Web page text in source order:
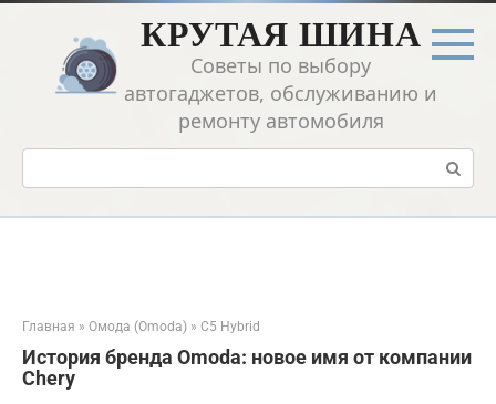
Перейти
контенту
КРУТАЯ ШИНА
Советы по выбору
автогаджетов, обслуживанию и
ремонту автомобиля
Поиск:
Главная » Омода (Omoda) » C5 Hybrid
История бренда Omoda: новое имя от компании
Chery